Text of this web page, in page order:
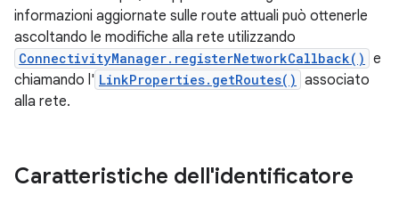
informazioni aggiornate sulle route attuali può ottenerle
ascoltando le modifiche alla rete utilizzando
ConnectivityManager.registerNetworkCallback() e
chiamando l' LinkProperties.getRoutes() associato
alla rete.
Caratteristiche dell'identificatore